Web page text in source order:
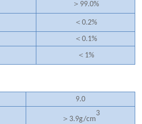
＞ 99.0%
＜0.2%
＜0.1%
＜ 1%
9.0
＞ 3.9g/cm
3